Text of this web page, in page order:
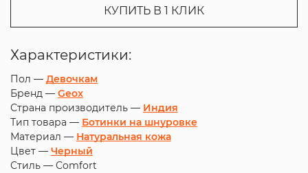
КУПИТЬ В 1 КЛИК
Характеристики:
Пол — Девочкам
Бренд — Geox
Страна производитель — Индия
Тип товара — Ботинки на шнуровке
Материал — Натуральная кожа
Цвет — Черный
Стиль — Comfort